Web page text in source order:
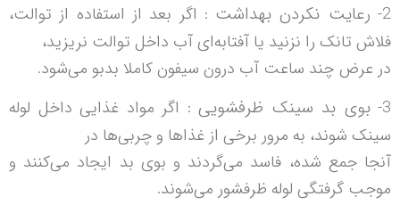
2- رعایت نکردن بهداشت : اگر بعد از استفاده از توالت،
فلاش تانک را نزنید یا آفتابه‌ای آب داخل توالت نریزید،
در عرض چند ساعت آب درون سیفون کاملا بدبو می‌شود.
3- بوی بد سینک ظرفشویی : اگر مواد غذایی داخل لوله
سینک شوند، به مرور برخی از غذاها و چربی‌ها در
آنجا جمع شده، فاسد می‌گردند و بوی بد ایجاد می‌کنند و
موجب گرفتگی لوله ظرفشور می‌شوند.